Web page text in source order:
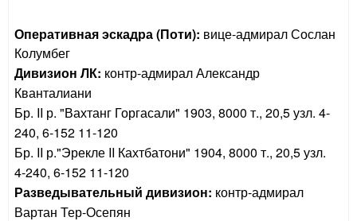
Оперативная эскадра (Поти): вице-адмирал Сослан
Колумбег
Дивизион ЛК: контр-адмирал Александр
Кванталиани
Бр. II р. "Вахтанг Горгасали" 1903, 8000 т., 20,5 узл. 4-
240, 6-152 11-120
Бр. II р."Эрекле II Кахтбатони" 1904, 8000 т., 20,5 узл.
4-240, 6-152 11-120
Разведывательный дивизион: контр-адмирал
Вартан Тер-Осепян